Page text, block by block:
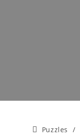
Puzzles /